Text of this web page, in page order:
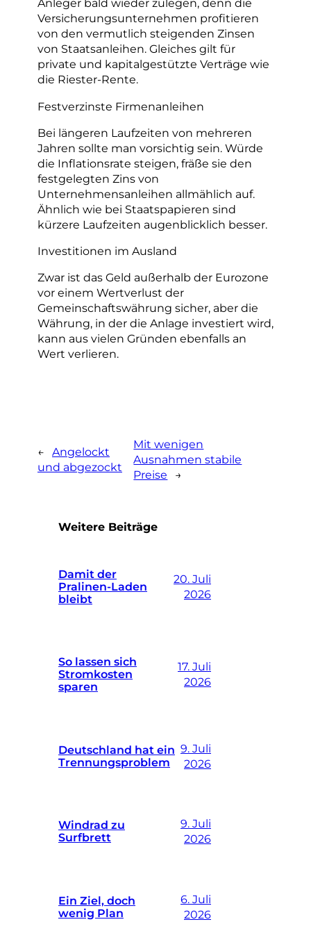
Anleger bald wieder zulegen, denn die
Versicherungsunternehmen profitieren
von den vermutlich steigenden Zinsen
von Staatsanleihen. Gleiches gilt für
private und kapitalgestützte Verträge wie
die Riester-Rente.
Festverzinste Firmenanleihen
Bei längeren Laufzeiten von mehreren
Jahren sollte man vorsichtig sein. Würde
die Inflationsrate steigen, fräße sie den
festgelegten Zins von
Unternehmensanleihen allmählich auf.
Ähnlich wie bei Staatspapieren sind
kürzere Laufzeiten augenblicklich besser.
Investitionen im Ausland
Zwar ist das Geld außerhalb der Eurozone
vor einem Wertverlust der
Gemeinschaftswährung sicher, aber die
Währung, in der die Anlage investiert wird,
kann aus vielen Gründen ebenfalls an
Wert verlieren.
← Angelockt
und abgezockt
Mit wenigen
Ausnahmen stabile
Preise
→
Weitere Beiträge
Damit der
Pralinen-Laden
bleibt
20. Juli
2026
So lassen sich
Stromkosten
sparen
17. Juli
2026
Deutschland hat ein
Trennungsproblem
9. Juli
2026
Windrad zu
Surfbrett
9. Juli
2026
Ein Ziel, doch
wenig Plan
6. Juli
2026